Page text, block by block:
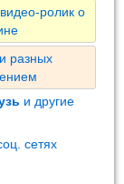
ролик о
разных
и другие
сетях